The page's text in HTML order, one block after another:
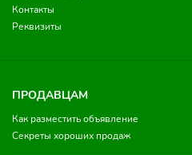
Контакты
Реквизиты
ПРОДАВЦАМ
Как разместить объявление
Секреты хороших продаж